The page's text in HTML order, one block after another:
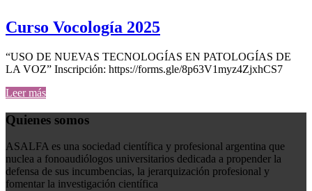
Curso Vocología 2025
“USO DE NUEVAS TECNOLOGÍAS EN PATOLOGÍAS DE
LA VOZ” Inscripción: https://forms.gle/8p63V1myz4ZjxhCS7
Leer más
Quienes somos
ASALFA es una sociedad científica y profesional argentina que
nuclea a fonoaudiólogos universitarios dedicada a propender la
defensa de sus incumbencias, la jerarquización profesional y
fomentar la investigación científica